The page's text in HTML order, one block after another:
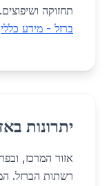
תחזוקה
ברזל - מידע כללי
יתרונות
אזור המרכז,
רשתות הברזל.